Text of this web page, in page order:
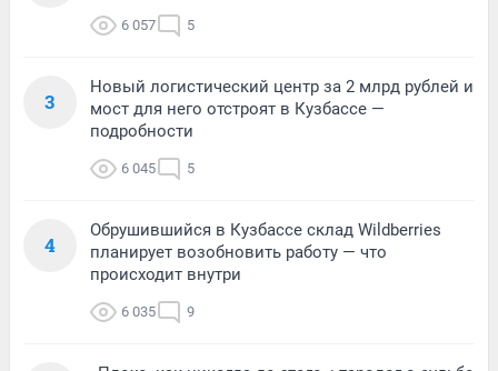
6 057 5
3
Новый логистический центр за 2 млрд рублей и
мост для него отстроят в Кузбассе —
подробности
6 045 5
4
Обрушившийся в Кузбассе склад Wildberries
планирует возобновить работу — что
происходит внутри
6 035 9